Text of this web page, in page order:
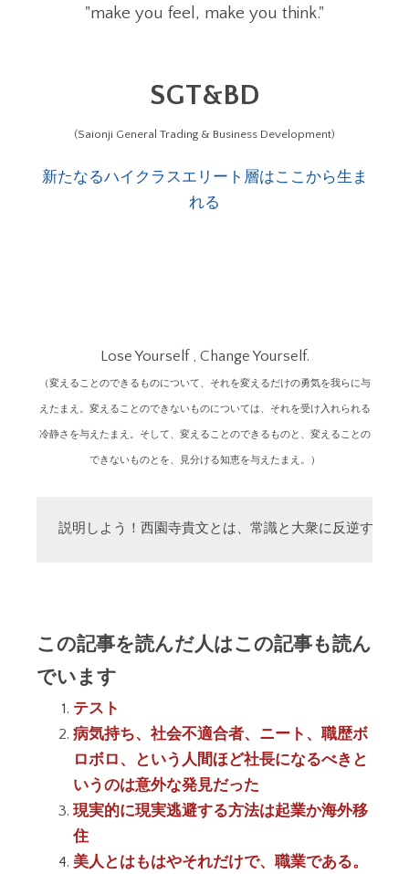
"make you feel, make you think."
SGT&BD
(Saionji General Trading & Business Development)
新たなるハイクラスエリート層はここから生ま
れる
Lose Yourself , Change Yourself.
（変えることのできるものについて、それを変えるだけの勇気を我らに与
えたまえ。変えることのできないものについては、それを受け入れられる
冷静さを与えたまえ。そして、変えることのできるものと、変えることの
できないものとを、見分ける知恵を与えたまえ。）
説明しよう！西園寺貴文とは、常識と大衆に反逆する
この記事を読んだ人はこの記事も読ん
でいます
テスト
病気持ち、社会不適合者、ニート、職歴ボ
ロボロ、という人間ほど社長になるべきと
いうのは意外な発見だった
現実的に現実逃避する方法は起業か海外移
住
美人とはもはやそれだけで、職業である。